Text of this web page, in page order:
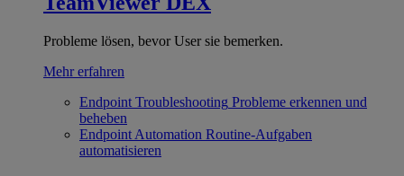
Probleme lösen, bevor User sie bemerken.
Mehr erfahren
Endpoint Troubleshooting Probleme erkennen und
beheben
Endpoint Automation Routine-Aufgaben
automatisieren